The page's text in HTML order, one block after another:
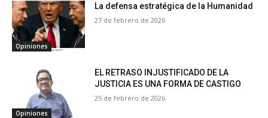
Opiniones
La defensa estratégica de la Humanidad
27 de febrero de 2026
Opiniones
EL RETRASO INJUSTIFICADO DE LA
JUSTICIA ES UNA FORMA DE CASTIGO
25 de febrero de 2026